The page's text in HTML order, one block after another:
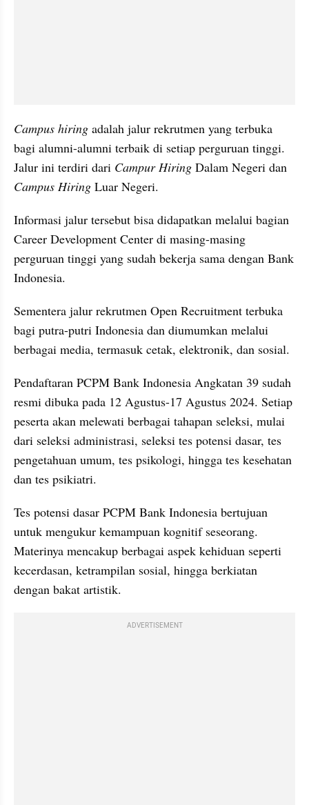
Campus hiring adalah jalur rekrutmen yang terbuka
bagi alumni-alumni terbaik di setiap perguruan tinggi.
Jalur ini terdiri dari Campur Hiring Dalam Negeri dan
Campus Hiring Luar Negeri.
Informasi jalur tersebut bisa didapatkan melalui bagian
Career Development Center di masing-masing
perguruan tinggi yang sudah bekerja sama dengan Bank
Indonesia.
Sementera jalur rekrutmen Open Recruitment terbuka
bagi putra-putri Indonesia dan diumumkan melalui
berbagai media, termasuk cetak, elektronik, dan sosial.
Pendaftaran PCPM Bank Indonesia Angkatan 39 sudah
resmi dibuka pada 12 Agustus-17 Agustus 2024. Setiap
peserta akan melewati berbagai tahapan seleksi, mulai
dari seleksi administrasi, seleksi tes potensi dasar, tes
pengetahuan umum, tes psikologi, hingga tes kesehatan
dan tes psikiatri.
Tes potensi dasar PCPM Bank Indonesia bertujuan
untuk mengukur kemampuan kognitif seseorang.
Materinya mencakup berbagai aspek kehiduan seperti
kecerdasan, ketrampilan sosial, hingga berkiatan
dengan bakat artistik.
ADVERTISEMENT